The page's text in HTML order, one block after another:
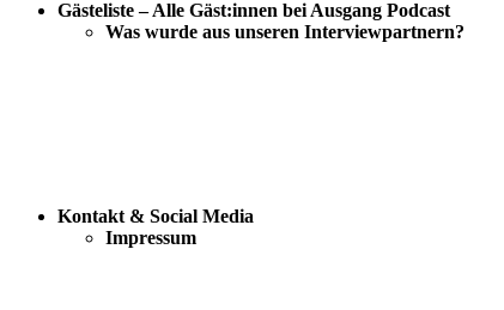
Gästeliste – Alle Gäst:innen bei Ausgang Podcast
Was wurde aus unseren Interviewpartnern?
Kontakt & Social Media
Impressum